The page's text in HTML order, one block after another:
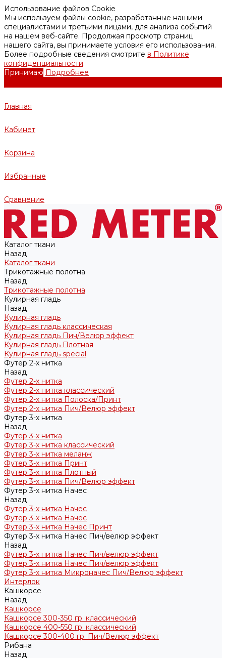
Использование файлов Cookie
Мы используем файлы cookie, разработанные нашими
специалистами и третьими лицами, для анализа событий
на нашем веб-сайте. Продолжая просмотр страниц
нашего сайта, вы принимаете условия его использования.
Более подробные сведения смотрите в Политике
конфиденциальности.
Принимаю Подробнее
Главная
Кабинет
Корзина
Избранные
Сравнение
Каталог ткани
Назад
Каталог ткани
Трикотажные полотна
Назад
Трикотажные полотна
Кулирная гладь
Назад
Кулирная гладь
Кулирная гладь классическая
Кулирная гладь Пич/Велюр эффект
Кулирная гладь Плотная
Кулирная гладь special
Футер 2-х нитка
Назад
Футер 2-х нитка
Футер 2-х нитка классический
Футер 2-х нитка Полоска/Принт
Футер 2-х нитка Пич/Велюр эффект
Футер 3-х нитка
Назад
Футер 3-х нитка
Футер 3-х нитка классический
Футер 3-х нитка меланж
Футер 3-х нитка Принт
Футер 3-х нитка Плотный
Футер 3-х нитка Пич/Велюр эффект
Футер 3-х нитка Начес
Назад
Футер 3-х нитка Начес
Футер 3-х нитка Начес
Футер 3-х нитка Начес Принт
Футер 3-х нитка Начес Пич/велюр эффект
Назад
Футер 3-х нитка Начес Пич/велюр эффект
Футер 3-х нитка Начес Пич/велюр эффект
Футер 3-х нитка Микроначес Пич/Велюр эффект
Интерлок
Кашкорсе
Назад
Кашкорсе
Кашкорсе 300-350 гр. классический
Кашкорсе 400-550 гр. классический
Кашкорсе 300-400 гр. Пич/Велюр эффект
Рибана
Назад